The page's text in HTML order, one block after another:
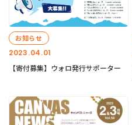
2023.04.01
お知らせ
【寄付募集】ウォロ発行サポーター